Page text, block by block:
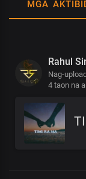
MGA
Rahul
Nag-
4 taon na